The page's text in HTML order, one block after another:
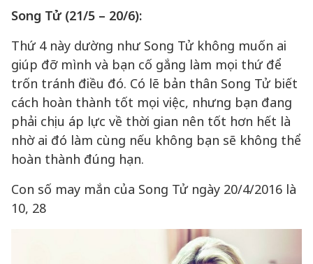
Song Tử (21/5 – 20/6):
Thứ 4 này dường như Song Tử không muốn ai
giúp đỡ mình và bạn cố gắng làm mọi thứ để
trốn tránh điều đó. Có lẽ bản thân Song Tử biết
cách hoàn thành tốt mọi việc, nhưng bạn đang
phải chịu áp lực về thời gian nên tốt hơn hết là
nhờ ai đó làm cùng nếu không bạn sẽ không thể
hoàn thành đúng hạn.
Con số may mắn của Song Tử ngày 20/4/2016 là
10, 28